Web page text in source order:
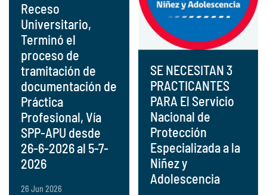
Receso
Universitario,
Terminó el
proceso de
tramitación de
documentación de
Práctica
Profesional, Vía
SPP-APU desde
26-6-2026 al 5-7-
2026
26 Jun 2026
SE NECESITAN 3
PRACTICANTES
PARA El Servicio
Nacional de
Protección
Especializada a la
Niñez y
Adolescencia